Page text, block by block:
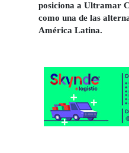
posiciona a Ultramar
como una de las
América Latina.